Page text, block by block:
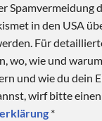
Spamvermeidung
in den USA
Für
wo, wie und
und wie du dein
wirf bitte
*